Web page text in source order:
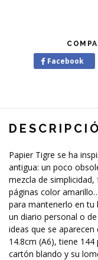
Facebook
Papier Tigre se ha
antigua: un poco
mezcla de
páginas color
para mantenerlo en tu
un diario personal o
ideas que se
14.8cm (A6), tiene
cartón blando y su